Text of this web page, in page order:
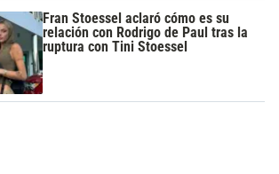
Fran Stoessel aclaró cómo es su
relación con Rodrigo de Paul tras la
ruptura con Tini Stoessel